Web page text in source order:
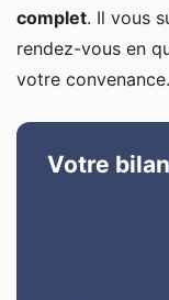
complet. Il vous
rendez-vous en
votre convenance.
Votre